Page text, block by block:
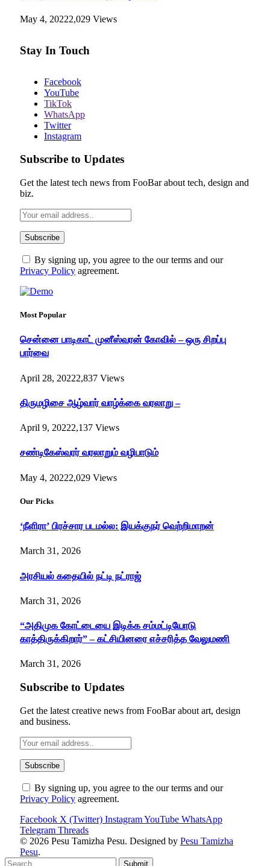
May 4, 20222,029 Views
Stay In Touch
Facebook
YouTube
TikTok
WhatsApp
Twitter
Instagram
Subscribe to Updates
Get the latest tech news from FooBar about tech, design and
biz.
By signing up, you agree to the our terms and our
Privacy Policy agreement.
Most Popular
சென்னை பாடிகாட் முனீஸ்வரன் கோவில் – ஒரு சிறப்பு
பார்வை
April 28, 20222,837 Views
திருமழிசை ஆழ்வார் வாழ்க்கை வரலாறு –
April 9, 20222,137 Views
சண்டிகேஸ்வரர் வரலாறும் வழிபாடும்
May 4, 20222,029 Views
Our Picks
‘நீளிரா’ பிரச்சார படமல்ல: இயக்குநர் வெற்றிமாறன்
March 31, 2026
அரசியல் கதையில் நட்டி நட்ராஜ்
March 31, 2026
“அதிமுக கோட்டையை இடிக்க சம்மட்டியோடு
காத்திருக்கிறார்” – கட்சியினரை எச்சரித்த வேலுமணி
March 31, 2026
Subscribe to Updates
Get the latest creative news from FooBar about art, design
and business.
By signing up, you agree to the our terms and our
Privacy Policy agreement.
Facebook X (Twitter) InstagramYouTube WhatsApp
Telegram Threads
© 2026 Pesu Tamizha Pesu. Designed by Pesu Tamizha
Pesu.
Submit